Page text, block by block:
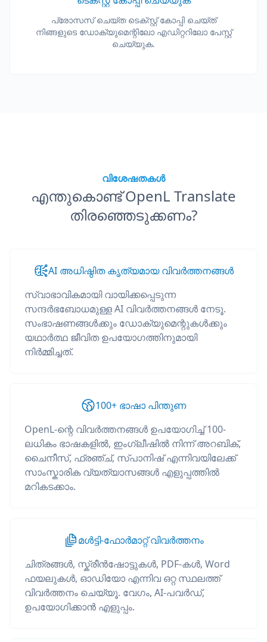
പ്രോസസ് ചെയ്ത ടെക്സ്റ്റ് കോപ്പി ചെയ്ത്
നിങ്ങളുടെ ഡോക്യുമെന്റിലോ എഡിറ്ററിലോ പേസ്റ്റ്
ചെയ്യുക.
വിശേഷതകൾ
എന്തുകൊണ്ട് OpenL Translate
തിരഞ്ഞെടുക്കണം?
AI അധിഷ്ഠിത കൃത്യമായ വിവർത്തനങ്ങൾ
സ്വാഭാവികമായി വായിക്കപ്പെടുന്ന
സന്ദർഭബോധമുള്ള AI വിവർത്തനങ്ങൾ നേടൂ.
സംഭാഷണങ്ങൾക്കും ഡോക്യുമെന്റുകൾക്കും
യഥാർത്ഥ ജീവിത ഉപയോഗത്തിനുമായി
നിർമ്മിച്ചത്.
100+ ഭാഷാ പിന്തുണ
OpenL-ന്റെ വിവർത്തനങ്ങൾ ഉപയോഗിച്ച് 100-
ലധികം ഭാഷകളിൽ, ഇംഗ്ലീഷിൽ നിന്ന് അറബിക്,
ചൈനീസ്, ഫ്രഞ്ച്, സ്പാനിഷ് എന്നിവയിലേക്ക്
സാംസ്കാരിക വ്യത്യാസങ്ങൾ എളുപ്പത്തിൽ
മറികടക്കാം.
മൾട്ടി-ഫോർമാറ്റ് വിവർത്തനം
ചിത്രങ്ങൾ, സ്ക്രീൻഷോട്ടുകൾ, PDF-കൾ, Word
ഫയലുകൾ, ഓഡിയോ എന്നിവ ഒറ്റ സ്ഥലത്ത്
വിവർത്തനം ചെയ്യൂ. വേഗം, AI-പവർഡ്,
ഉപയോഗിക്കാൻ എളുപ്പം.